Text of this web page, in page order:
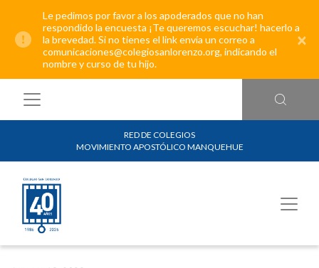
Le pedimos por favor a los apoderados que no han
respondido la encuesta ¡Te queremos escuchar! hacerlo a
la brevedad. Si no tienes el link envía un correo a
comunicaciones@colegiosanlorenzo.org, indicando el
nombre y curso de tu hijo.
×
RED DE COLEGIOS
MOVIMIENTO APOSTÓLICO MANQUEHUE